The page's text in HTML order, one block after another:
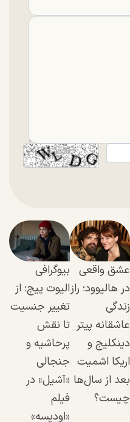
عشق واقعی
در هالیوود؛ راز
زندگی
عاشقانه پیتر
دینکلیج و
اریکا اشمیت
بعد از سال‌ها
چیست؟
بیوگرافی
الیوت پیج؛ از
تغییر جنسیت
تا نقش
پرحاشیه و
جنجالی
«آشیل» در
فیلم
«اودیسه»